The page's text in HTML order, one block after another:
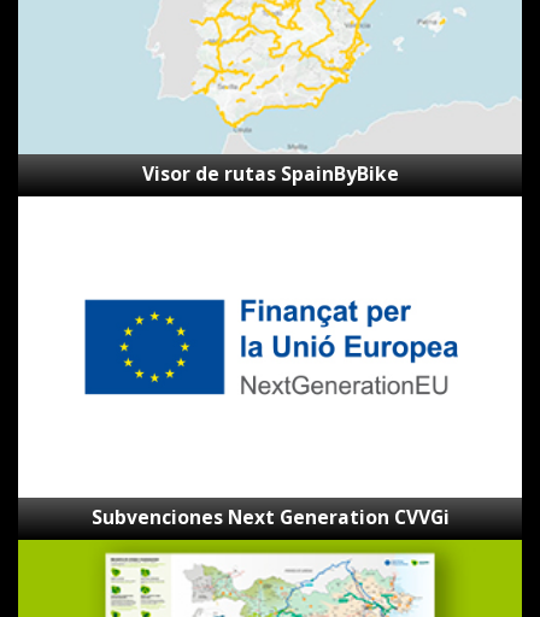
Visor de rutas SpainByBike
Subvenciones Next Generation CVVGi